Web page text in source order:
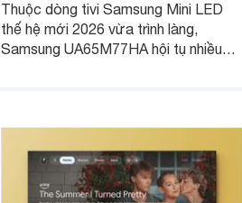
Thuộc dòng tivi Samsung Mini LED
thế hệ mới 2026 vừa trình làng,
Samsung UA65M77HA hội tụ nhiều